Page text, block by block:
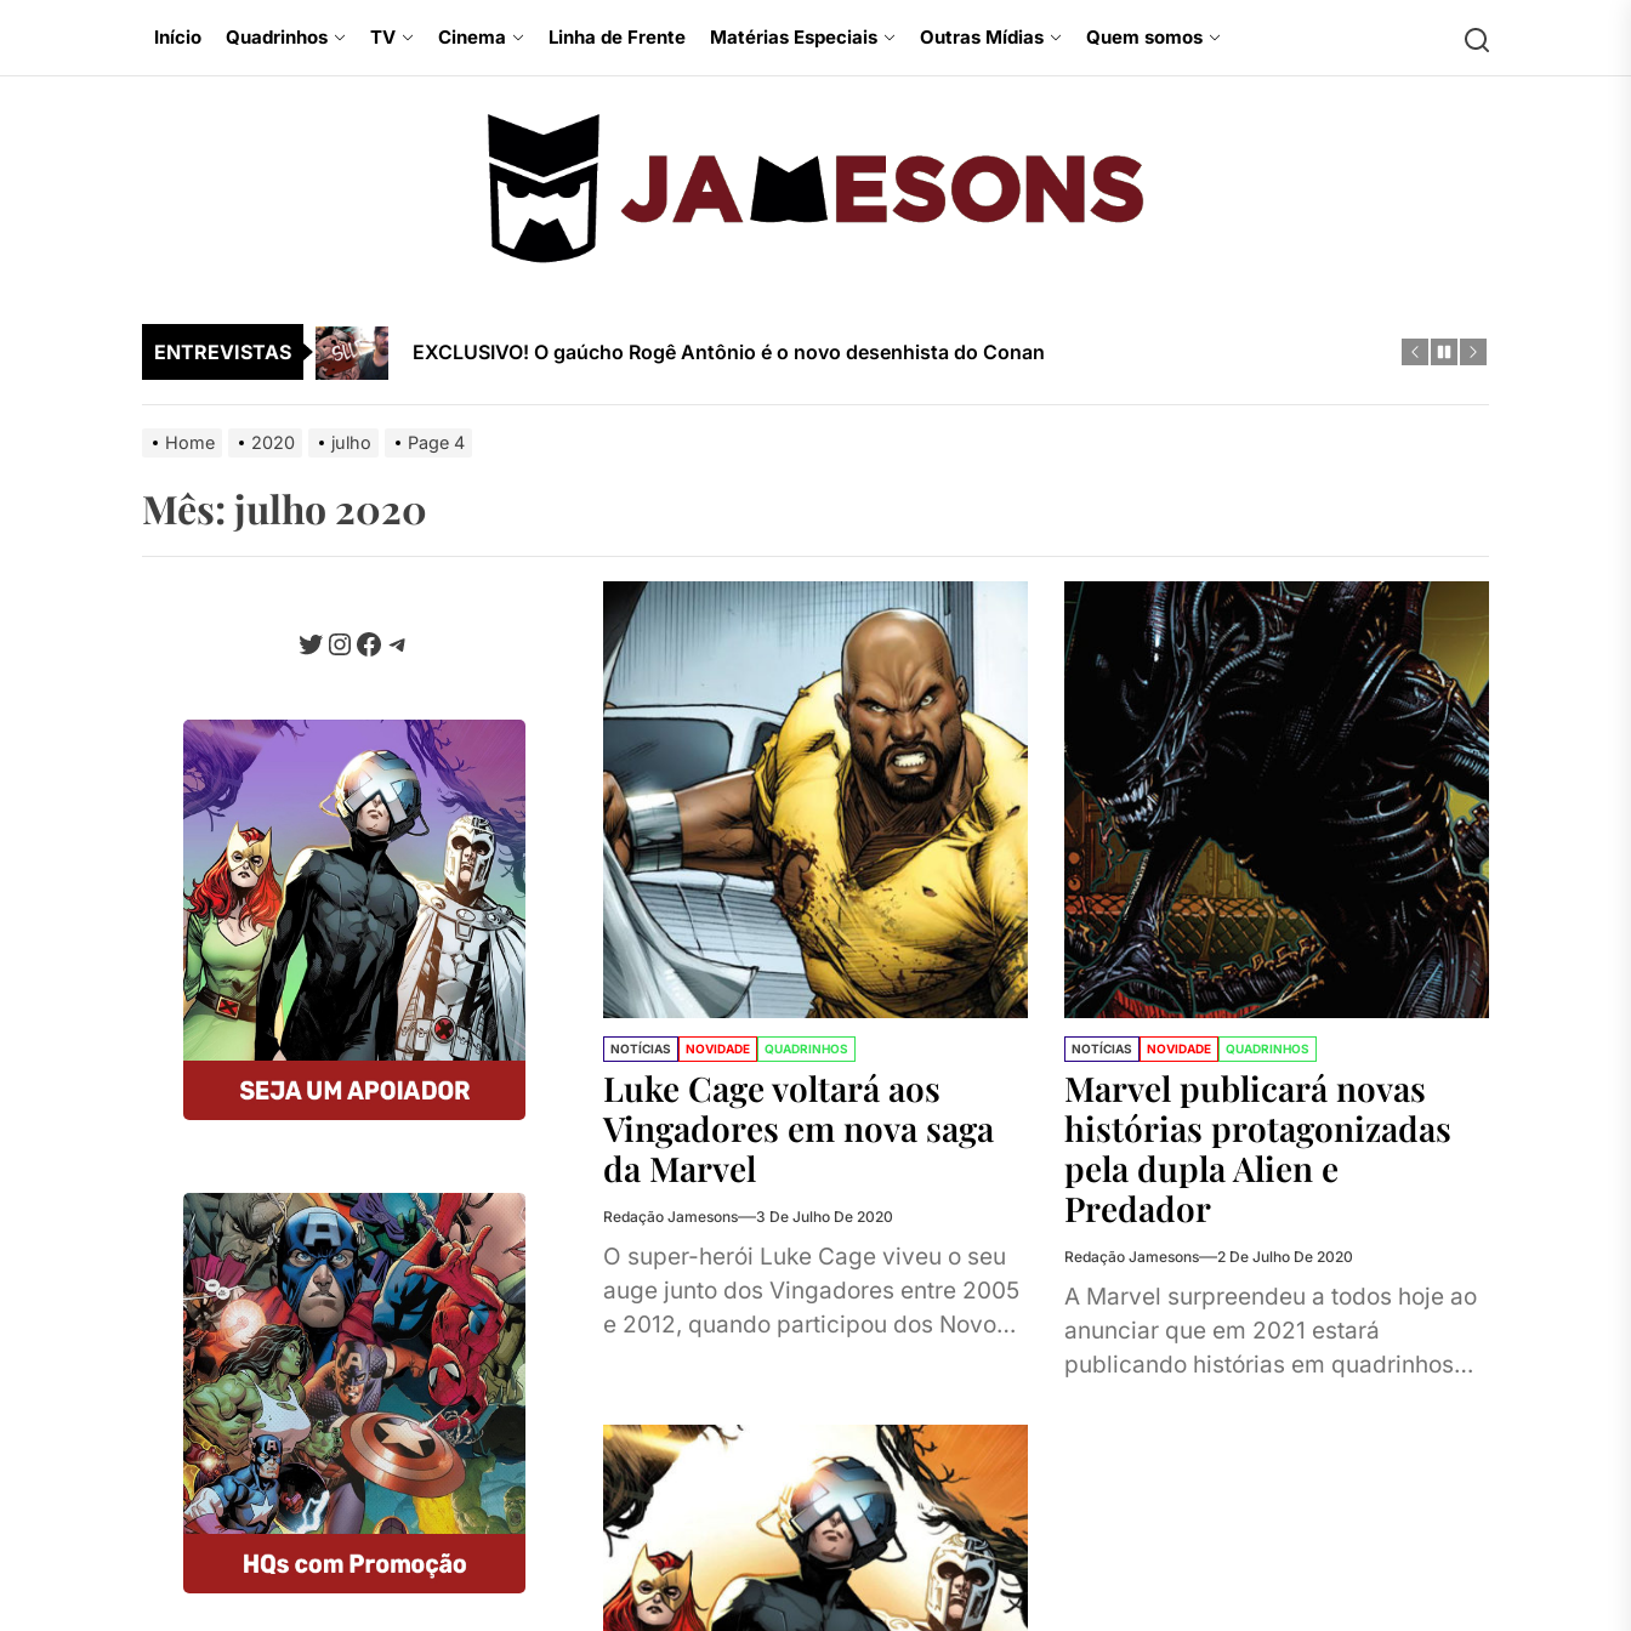
the
Início Quadrinhos TV Cinema Linha de Frente Matérias Especiais Outras Mídias Quem somos Search
ENTREVISTAS
EXCLUSIVO! O gaúcho Rogê Antônio é o novo desenhista do Conan
EXCLUSIVO! Rainbow Rowell fala sobre Fugitivos e a nova HQ da Mulher-Hulk
EXCLUSIVO! Entrevista com Luciano Vecchio, o argentino que tem levado diversidade para a Marvel
EXCLUSIVO! Sina Grace fala sobre Homem de Gelo e temática LGBT nas HQs
EXCLUSIVO! O gaúcho Rogê Antônio é o novo desenhista do Conan
EXCLUSIVO! Rainbow Rowell fala sobre Fugitivos e a nova HQ da Mulher-Hulk
EXCLUSIVO! Sina Grace fala sobre Homem de Gelo e temática LGBT nas HQs
EXCLUSIVO! Entrevista com Peter David, o maior escritor do Hulk e X-Factor
EXCLUSIVO! O gaúcho Rogê Antônio é o novo desenhista do Conan
Home 2020 julho Page 4
Mês:julho 2020
NOTÍCIAS NOVIDADE QUADRINHOS
Luke Cage voltará aos
Vingadores em nova saga
da Marvel
Redação Jamesons 3 De Julho De 2020
O super-herói Luke Cage viveu o seu
auge junto dos Vingadores entre 2005
e 2012, quando participou dos Novos
NOTÍCIAS NOVIDADE QUADRINHOS
Marvel publicará novas
histórias protagonizadas
pela dupla Alien e
Predador
Redação Jamesons 2 De Julho De 2020
A Marvel surpreendeu a todos hoje ao
anunciar que em 2021 estará
publicando histórias em quadrinhos
Twitter
Instagram
Facebook
Telegram
Seja um Apoiador
Somos um portal progressista que
traz diariamente informação e
opinião de credibilidade, sempre
combatendo o ódio e a fake news
da internet.
Quero Apoiar
Compre HQs
A Amazon oferece descontos
imperdíveis nas HQs e assinantes
Prime tem entrega gratuita e MUITO
rápida. E mais: comprando por esse
link, você estará nos ajudando.
Comprar